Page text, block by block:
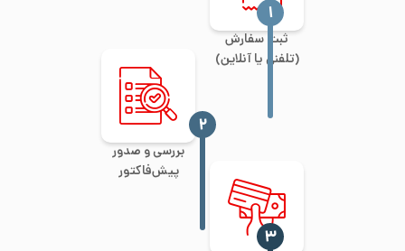
ثبت سفارش
(تلفنی یا آنلاین)
‍۱
بررسی و صدور
پیش‌فاکتور
‍۲
‍۳